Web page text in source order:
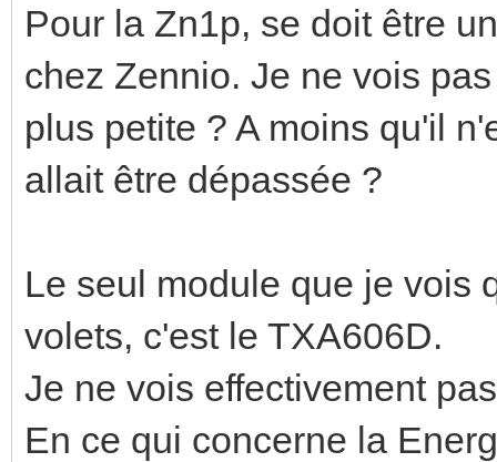
Pour la Zn1p, se doit être
chez Zennio. Je ne vois
plus petite ? A moins qu'il
allait être dépassée ?
Le seul module que je vois
volets, c'est le TXA606D.
Je ne vois effectivement
En ce qui concerne la